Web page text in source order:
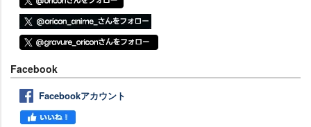
Facebook
Facebookアカウント